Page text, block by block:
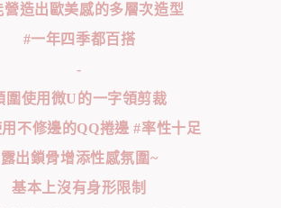
營造出歐美感的多層次造型
#一年四季都百搭
-
圍使用微U的一字領剪裁
不修邊的QQ捲邊 #率性十足
露出鎖骨增添性感氛圍~
基本上沒有身形限制